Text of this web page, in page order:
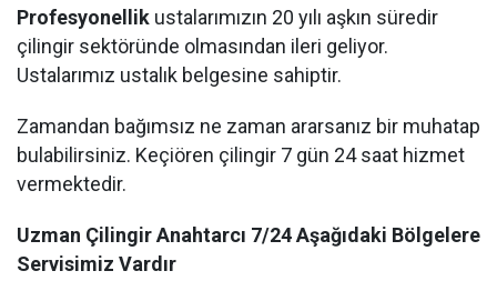
Profesyonellik ustalarımızın 20 yılı aşkın süredir
çilingir sektöründe olmasından ileri geliyor.
Ustalarımız ustalık belgesine sahiptir.
Zamandan bağımsız ne zaman ararsanız bir muhatap
bulabilirsiniz. Keçiören çilingir 7 gün 24 saat hizmet
vermektedir.
Uzman Çilingir Anahtarcı 7/24 Aşağıdaki Bölgelere
Servisimiz Vardır